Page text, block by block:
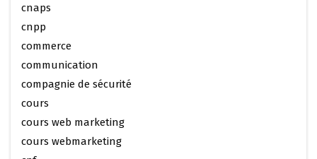
cnaps
cnpp
commerce
communication
compagnie de sécurité
cours
cours web marketing
cours webmarketing